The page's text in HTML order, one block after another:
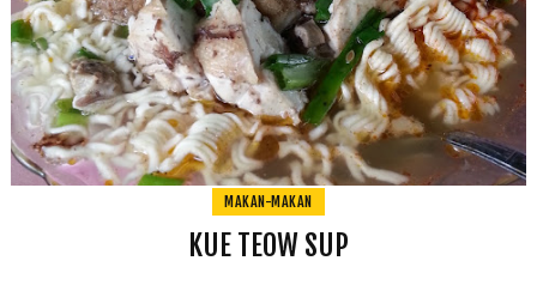
MAKAN-MAKAN
KUE TEOW SUP